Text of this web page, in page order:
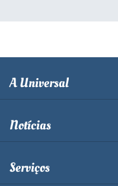
A Universal
Notícias
Serviços